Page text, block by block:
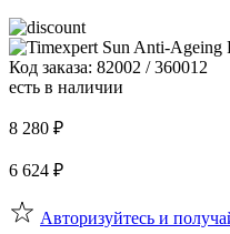
Код заказа: 82002 / 360012
есть в наличии
8 280 ₽
6 624 ₽
Авторизуйтесь и